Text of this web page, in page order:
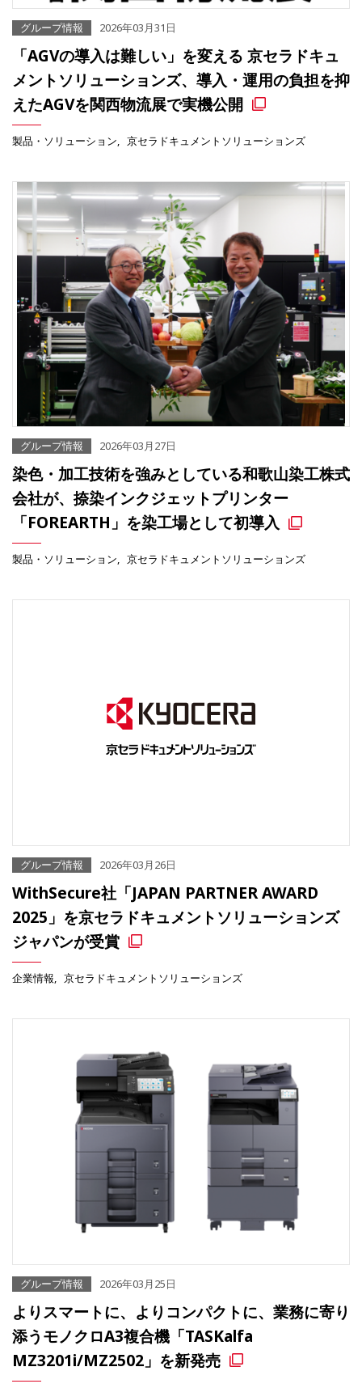
グループ情報 2026年03月31日
「AGVの導入は難しい」を変える 京セラドキュ
メントソリューションズ、導入・運用の負担を抑
えたAGVを関西物流展で実機公開
製品・ソリューション 京セラドキュメントソリューションズ
グループ情報 2026年03月27日
染色・加工技術を強みとしている和歌山染工株式
会社が、捺染インクジェットプリンター
「FOREARTH」を染工場として初導入
製品・ソリューション 京セラドキュメントソリューションズ
グループ情報 2026年03月26日
WithSecure社「JAPAN PARTNER AWARD
2025」を京セラドキュメントソリューションズ
ジャパンが受賞
企業情報 京セラドキュメントソリューションズ
グループ情報 2026年03月25日
よりスマートに、よりコンパクトに、業務に寄り
添うモノクロA3複合機「TASKalfa
MZ3201i/MZ2502」を新発売